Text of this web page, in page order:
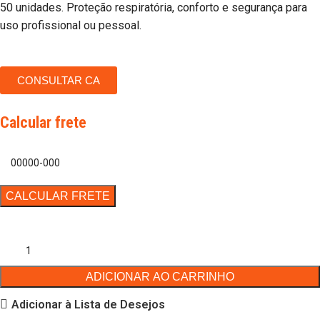
50 unidades. Proteção respiratória, conforto e segurança para
uso profissional ou pessoal.
CONSULTAR CA
Calcular frete
ADICIONAR AO CARRINHO
Adicionar à Lista de Desejos